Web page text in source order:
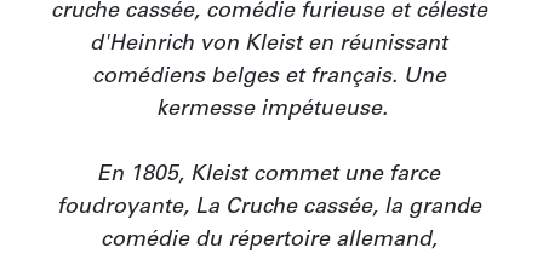
cruche cassée, comédie furieuse et céleste
d'Heinrich von Kleist en réunissant
comédiens belges et français. Une
kermesse impétueuse.
En 1805, Kleist commet une farce
foudroyante, La Cruche cassée, la grande
comédie du répertoire allemand‚